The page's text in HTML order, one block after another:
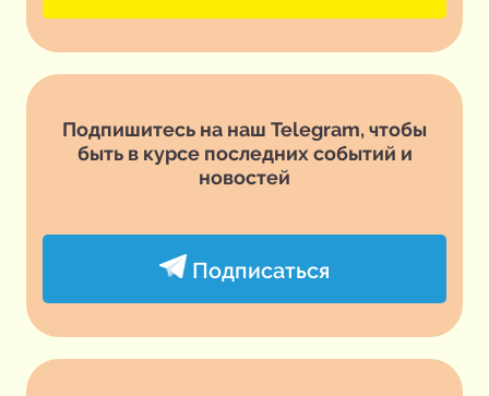
Подпишитесь на наш Telegram, чтобы
быть в курсе последних событий и
новостей
Подписаться